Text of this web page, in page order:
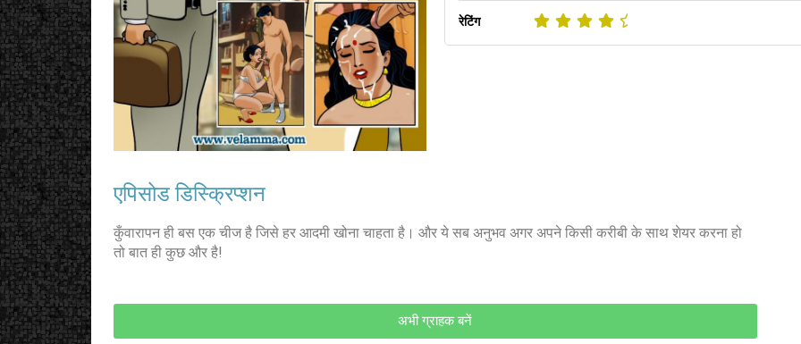
रेटिंग
एपिसोड डिस्क्रिप्शन
कुँवारापन ही बस एक चीज है जिसे हर आदमी खोना चाहता है। और ये सब अनुभव अगर अपने किसी करीबी के साथ शेयर करना हो
तो बात ही कुछ और है!
अभी ग्राहक बनें